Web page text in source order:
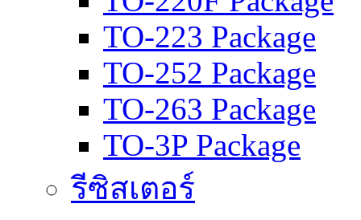
TO-223 Package
TO-252 Package
TO-263 Package
TO-3P Package
รีซิสเตอร์